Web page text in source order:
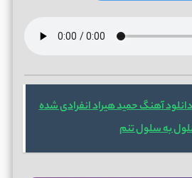
دانلود آهنگ حمید هیراد انفرادی شده
به سلول تنم